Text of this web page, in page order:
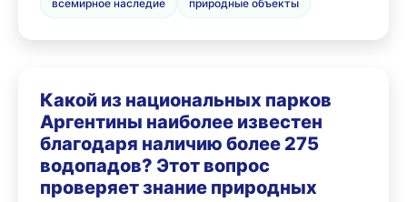
всемирное наследие природные объекты
Какой из национальных парков
Аргентины наиболее известен
благодаря наличию более 275
водопадов? Этот вопрос
проверяет знание природных